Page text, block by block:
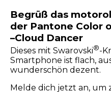
Begrüß das
der Pantone Color
–Cloud Dancer
Dieses mit Swarovski®-
Smartphone ist flach,
wunderschön dezent.
Melde dich jetzt an, um